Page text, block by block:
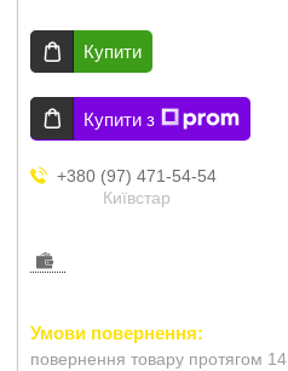
Купити
Купити з
+380 (97) 471-54-54
Київстар
повернення товару протягом